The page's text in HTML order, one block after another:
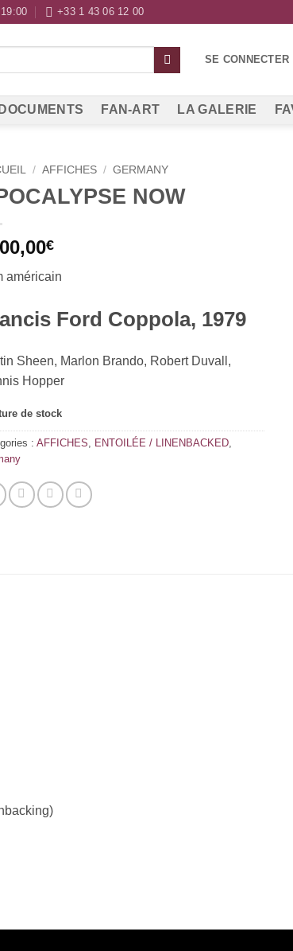
+33 1 43 06 12 00
SE CONNECTER
DOCUMENTS FAN-ART LA GALERIE
/ AFFICHES / GERMANY
NOW
€
américain
Ford Coppola, 1979
Sheen, Marlon Brando, Robert Duvall,
Hopper
de stock
: AFFICHES ENTOILÉE / LINENBACKED